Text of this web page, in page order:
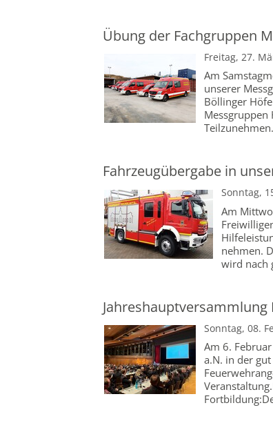
Übung der Fachgruppen
Freitag, 27.
Am
unserer
Böllinger
Fahrzeugübergabe in
Sonntag,
Am
nehmen.
wird nach
Sonntag, 08.
Am 6.
a.N. in der